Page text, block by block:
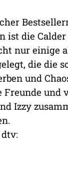
ist die
nur einige
die die
und
Freunde
Izzy